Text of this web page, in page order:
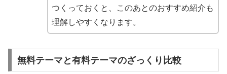
つくっておくと、このあとのおすすめ紹介も
理解しやすくなります。
無料テーマと有料テーマのざっくり比較